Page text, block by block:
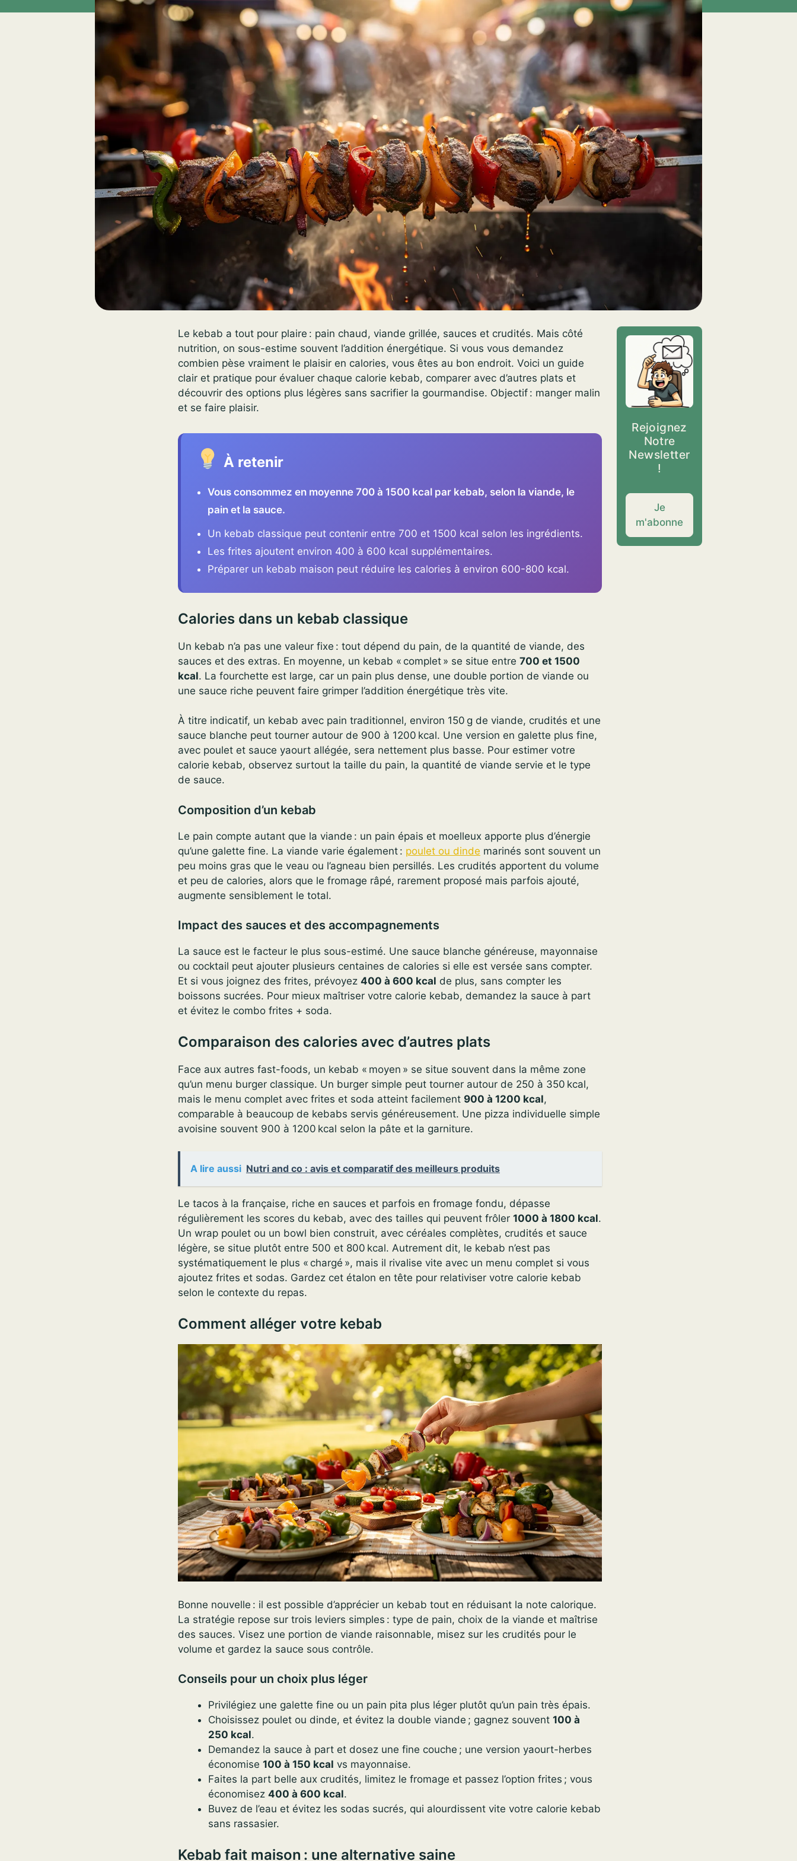
Le kebab a tout pour plaire : pain chaud, viande grillée, sauces et crudités. Mais côté
nutrition, on sous-estime souvent l’addition énergétique. Si vous vous demandez
combien pèse vraiment le plaisir en calories, vous êtes au bon endroit. Voici un guide
clair et pratique pour évaluer chaque calorie kebab, comparer avec d’autres plats et
découvrir des options plus légères sans sacrifier la gourmandise. Objectif : manger malin
et se faire plaisir.
À retenir
Vous consommez en moyenne 700 à 1500 kcal par kebab, selon la viande, le
pain et la sauce.
Un kebab classique peut contenir entre 700 et 1500 kcal selon les ingrédients.
Les frites ajoutent environ 400 à 600 kcal supplémentaires.
Préparer un kebab maison peut réduire les calories à environ 600-800 kcal.
Calories dans un kebab classique
Un kebab n’a pas une valeur fixe : tout dépend du pain, de la quantité de viande, des
sauces et des extras. En moyenne, un kebab « complet » se situe entre 700 et 1500
kcal. La fourchette est large, car un pain plus dense, une double portion de viande ou
une sauce riche peuvent faire grimper l’addition énergétique très vite.
À titre indicatif, un kebab avec pain traditionnel, environ 150 g de viande, crudités et une
sauce blanche peut tourner autour de 900 à 1200 kcal. Une version en galette plus fine,
avec poulet et sauce yaourt allégée, sera nettement plus basse. Pour estimer votre
calorie kebab, observez surtout la taille du pain, la quantité de viande servie et le type
de sauce.
Composition d’un kebab
Le pain compte autant que la viande : un pain épais et moelleux apporte plus d’énergie
qu’une galette fine. La viande varie également : poulet ou dinde marinés sont souvent un
peu moins gras que le veau ou l’agneau bien persillés. Les crudités apportent du volume
et peu de calories, alors que le fromage râpé, rarement proposé mais parfois ajouté,
augmente sensiblement le total.
Impact des sauces et des accompagnements
La sauce est le facteur le plus sous-estimé. Une sauce blanche généreuse, mayonnaise
ou cocktail peut ajouter plusieurs centaines de calories si elle est versée sans compter.
Et si vous joignez des frites, prévoyez 400 à 600 kcal de plus, sans compter les
boissons sucrées. Pour mieux maîtriser votre calorie kebab, demandez la sauce à part
et évitez le combo frites + soda.
Comparaison des calories avec d’autres plats
Face aux autres fast-foods, un kebab « moyen » se situe souvent dans la même zone
qu’un menu burger classique. Un burger simple peut tourner autour de 250 à 350 kcal,
mais le menu complet avec frites et soda atteint facilement 900 à 1200 kcal,
comparable à beaucoup de kebabs servis généreusement. Une pizza individuelle simple
avoisine souvent 900 à 1200 kcal selon la pâte et la garniture.
A lire aussi Nutri and co : avis et comparatif des meilleurs produits
Le tacos à la française, riche en sauces et parfois en fromage fondu, dépasse
régulièrement les scores du kebab, avec des tailles qui peuvent frôler 1000 à 1800 kcal.
Un wrap poulet ou un bowl bien construit, avec céréales complètes, crudités et sauce
légère, se situe plutôt entre 500 et 800 kcal. Autrement dit, le kebab n’est pas
systématiquement le plus « chargé », mais il rivalise vite avec un menu complet si vous
ajoutez frites et sodas. Gardez cet étalon en tête pour relativiser votre calorie kebab
selon le contexte du repas.
Comment alléger votre kebab
Bonne nouvelle : il est possible d’apprécier un kebab tout en réduisant la note calorique.
La stratégie repose sur trois leviers simples : type de pain, choix de la viande et maîtrise
des sauces. Visez une portion de viande raisonnable, misez sur les crudités pour le
volume et gardez la sauce sous contrôle.
Conseils pour un choix plus léger
Privilégiez une galette fine ou un pain pita plus léger plutôt qu’un pain très épais.
Choisissez poulet ou dinde, et évitez la double viande ; gagnez souvent 100 à
250 kcal.
Demandez la sauce à part et dosez une fine couche ; une version yaourt-herbes
économise 100 à 150 kcal vs mayonnaise.
Faites la part belle aux crudités, limitez le fromage et passez l’option frites ; vous
économisez 400 à 600 kcal.
Buvez de l’eau et évitez les sodas sucrés, qui alourdissent vite votre calorie kebab
sans rassasier.
Kebab fait maison : une alternative saine
Rejoignez
Notre
Newsletter
!
Je
m'abonne